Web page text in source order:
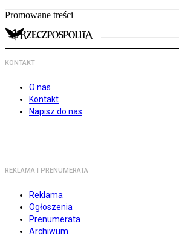
Promowane treści
KONTAKT
O nas
Kontakt
Napisz do nas
REKLAMA I PRENUMERATA
Reklama
Ogłoszenia
Prenumerata
Archiwum